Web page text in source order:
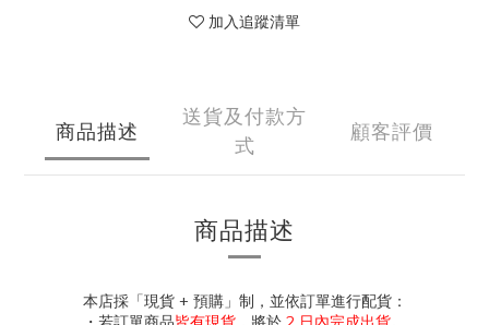
加入追蹤清單
商品描述
送貨及付款方
式
顧客評價
商品描述
本店採「現貨 + 預購」制，並依訂單進行配貨：